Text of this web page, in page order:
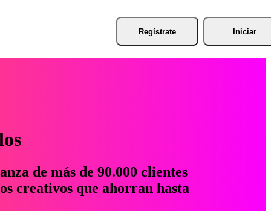
Regístrate Iniciar
de más de 90.000 clientes
creativos que ahorran hasta